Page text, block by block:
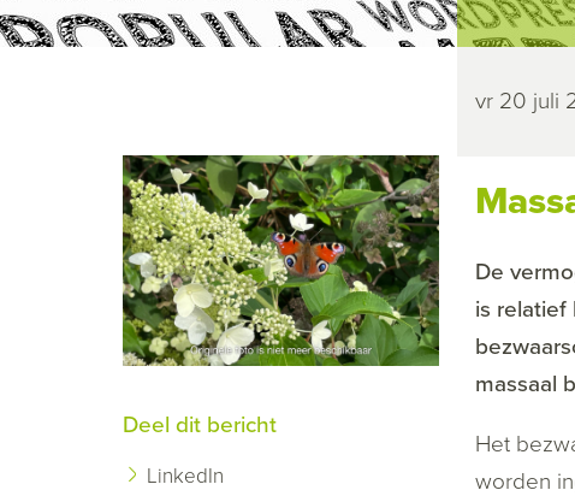
vr 20 juli
De
is relatief
massaal
Het
worden
Deel dit bericht
LinkedIn